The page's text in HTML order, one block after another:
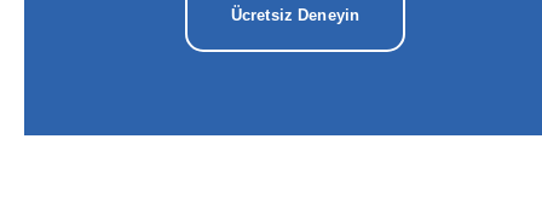
Ücretsiz Deneyin